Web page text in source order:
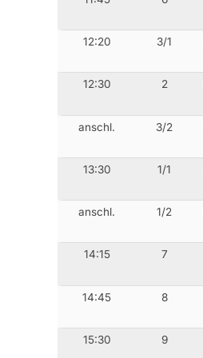
12:20 3/1
12:30 2
anschl. 3/2
13:30 1/1
anschl. 1/2
14:15 7
14:45 8
15:30 9